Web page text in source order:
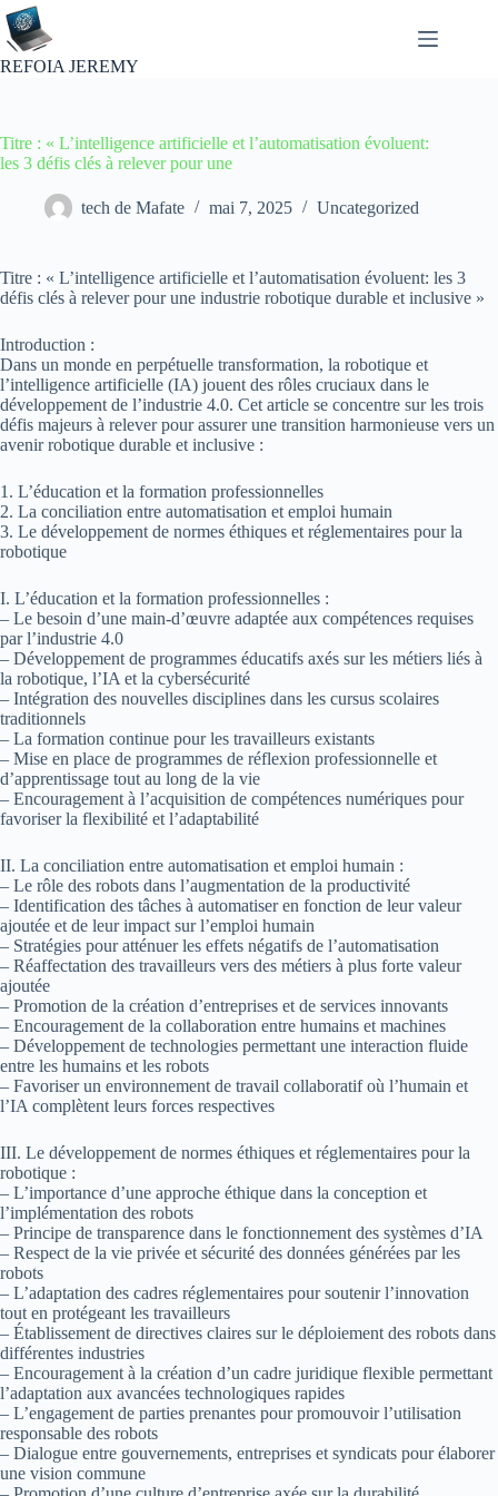
Passer
au
contenu
REFOIA JEREMY
Titre : « L’intelligence artificielle et l’automatisation évoluent:
les 3 défis clés à relever pour une
tech de Mafate mai 7, 2025 Uncategorized
Titre : « L’intelligence artificielle et l’automatisation évoluent: les 3
défis clés à relever pour une industrie robotique durable et inclusive »
Introduction :
Dans un monde en perpétuelle transformation, la robotique et
l’intelligence artificielle (IA) jouent des rôles cruciaux dans le
développement de l’industrie 4.0. Cet article se concentre sur les trois
défis majeurs à relever pour assurer une transition harmonieuse vers un
avenir robotique durable et inclusive :
1. L’éducation et la formation professionnelles
2. La conciliation entre automatisation et emploi humain
3. Le développement de normes éthiques et réglementaires pour la
robotique
I. L’éducation et la formation professionnelles :
– Le besoin d’une main-d’œuvre adaptée aux compétences requises
par l’industrie 4.0
– Développement de programmes éducatifs axés sur les métiers liés à
la robotique, l’IA et la cybersécurité
– Intégration des nouvelles disciplines dans les cursus scolaires
traditionnels
– La formation continue pour les travailleurs existants
– Mise en place de programmes de réflexion professionnelle et
d’apprentissage tout au long de la vie
– Encouragement à l’acquisition de compétences numériques pour
favoriser la flexibilité et l’adaptabilité
II. La conciliation entre automatisation et emploi humain :
– Le rôle des robots dans l’augmentation de la productivité
– Identification des tâches à automatiser en fonction de leur valeur
ajoutée et de leur impact sur l’emploi humain
– Stratégies pour atténuer les effets négatifs de l’automatisation
– Réaffectation des travailleurs vers des métiers à plus forte valeur
ajoutée
– Promotion de la création d’entreprises et de services innovants
– Encouragement de la collaboration entre humains et machines
– Développement de technologies permettant une interaction fluide
entre les humains et les robots
– Favoriser un environnement de travail collaboratif où l’humain et
l’IA complètent leurs forces respectives
III. Le développement de normes éthiques et réglementaires pour la
robotique :
– L’importance d’une approche éthique dans la conception et
l’implémentation des robots
– Principe de transparence dans le fonctionnement des systèmes d’IA
– Respect de la vie privée et sécurité des données générées par les
robots
– L’adaptation des cadres réglementaires pour soutenir l’innovation
tout en protégeant les travailleurs
– Établissement de directives claires sur le déploiement des robots dans
différentes industries
– Encouragement à la création d’un cadre juridique flexible permettant
l’adaptation aux avancées technologiques rapides
– L’engagement de parties prenantes pour promouvoir l’utilisation
responsable des robots
– Dialogue entre gouvernements, entreprises et syndicats pour élaborer
une vision commune